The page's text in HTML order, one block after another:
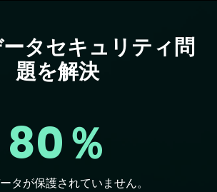
タセキュリティ問
題を解決
80％
タが保護されていません。